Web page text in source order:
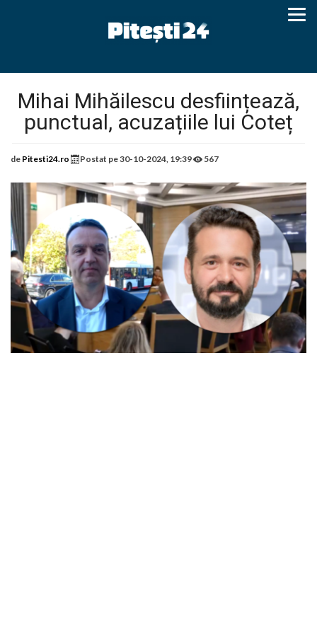
Mihai Mihăilescu desființează,
punctual, acuzațiile lui Coteț
de Pitesti24.ro Postat pe30-10-2024, 19:39 567